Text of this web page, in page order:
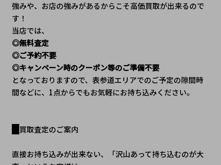
強みや、お店の強みがあるからこそ高価買取が出来るので
す！
当店では、
◎無料査定
◎ご予約不要
◎キャンペーン時のクーポン等のご準備不要
となっておりますので、表参道エリアでのご予定の隙間時
間などに、1点からでもお気軽にお持ち込みください。
買取査定のご案内
直接お持ち込みが出来ない、「沢山あって持ち込むのが大